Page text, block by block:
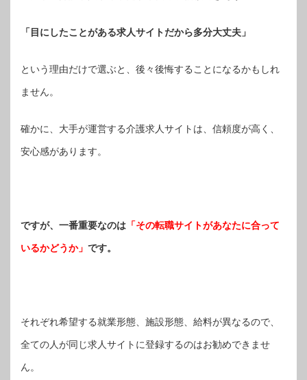
「目にしたことがある求人サイトだから多分大丈夫」
という理由だけで選ぶと、後々後悔することになるかもしれ
ません。
確かに、大手が運営する介護求人サイトは、信頼度が高く、
安心感があります。
ですが、一番重要なのは 「その転職サイトがあなたに合って
いるかどうか」 です。
それぞれ希望する就業形態、施設形態、給料が異なるので、
全ての人が同じ求人サイトに登録するのはお勧めできませ
ん。